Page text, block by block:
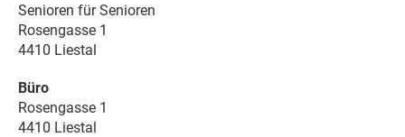
Senioren für Senioren
Rosengasse 1
4410 Liestal
Büro
Rosengasse 1
4410 Liestal